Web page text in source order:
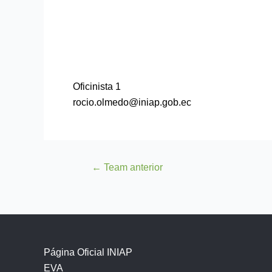
Oficinista 1
rocio.olmedo@iniap.gob.ec
← Team anterior
Página Oficial INIAP
EVA